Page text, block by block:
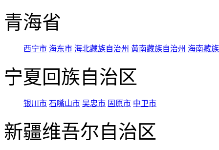
青海省
西宁市 海东市 海北藏族自治州 黄南藏族自治州 海南藏
宁夏回族自治区
银川市 石嘴山市 吴忠市 固原市 中卫市
新疆维吾尔自治区